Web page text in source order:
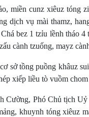
miền cunz xiêuz tóng
dịch vụ mài thamz,
bez 1 tzỉu lềnh tháo
cành tzuống, mayz
sở tồng puồng khâuz
xiếp liều tò vuồm
Cường, Phó Chủ tịch
khuynh tóng xiêuz